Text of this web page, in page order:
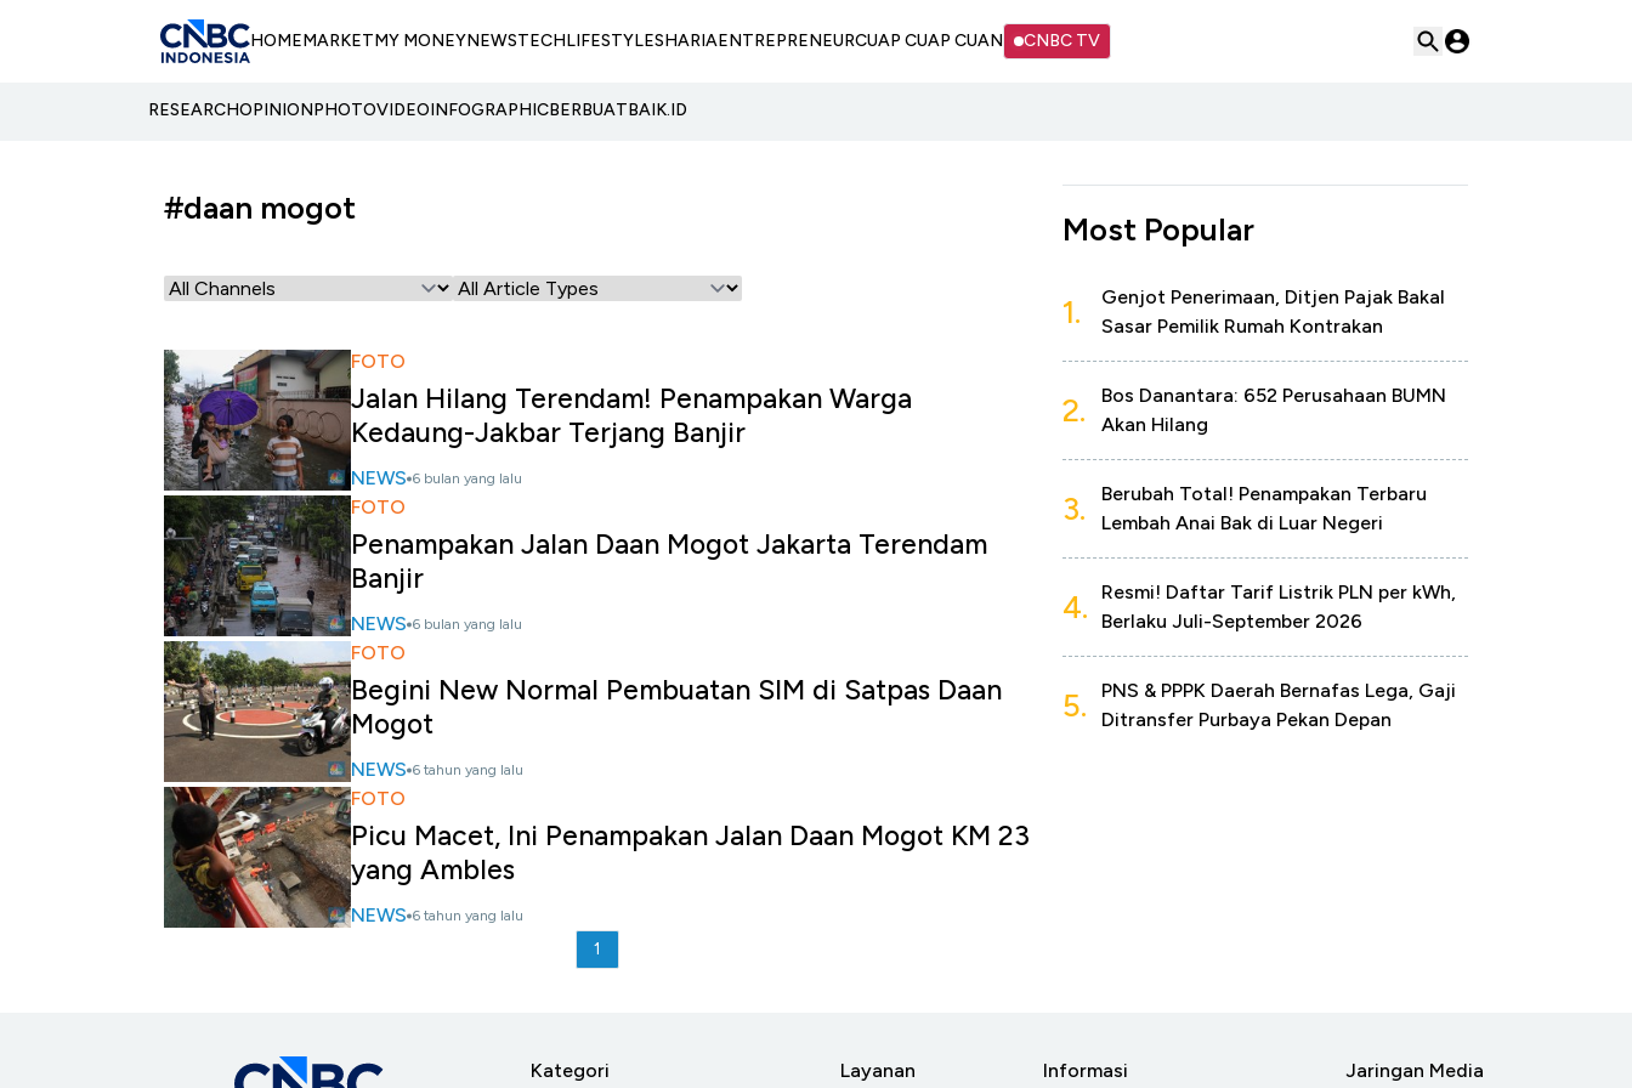
HOMEMARKETMY MONEYNEWSTECHLIFESTYLESHARIAENTREPRENEURCUAP CUAP CUAN CNBC TV
RESEARCHOPINIONPHOTOVIDEOINFOGRAPHICBERBUATBAIK.ID
#daan mogot
FOTO
Jalan Hilang Terendam! Penampakan Warga
Kedaung-Jakbar Terjang Banjir
NEWS 6 bulan yang lalu
FOTO
Penampakan Jalan Daan Mogot Jakarta Terendam
Banjir
NEWS 6 bulan yang lalu
FOTO
Begini New Normal Pembuatan SIM di Satpas Daan
Mogot
NEWS 6 tahun yang lalu
FOTO
Picu Macet, Ini Penampakan Jalan Daan Mogot KM 23
yang Ambles
NEWS 6 tahun yang lalu
1
Most Popular
1.
Genjot Penerimaan, Ditjen Pajak Bakal
Sasar Pemilik Rumah Kontrakan
2.
Bos Danantara: 652 Perusahaan BUMN
Akan Hilang
3.
Berubah Total! Penampakan Terbaru
Lembah Anai Bak di Luar Negeri
4.
Resmi! Daftar Tarif Listrik PLN per kWh,
Berlaku Juli-September 2026
5.
PNS & PPPK Daerah Bernafas Lega, Gaji
Ditransfer Purbaya Pekan Depan
Kategori Layanan Informasi Jaringan Media